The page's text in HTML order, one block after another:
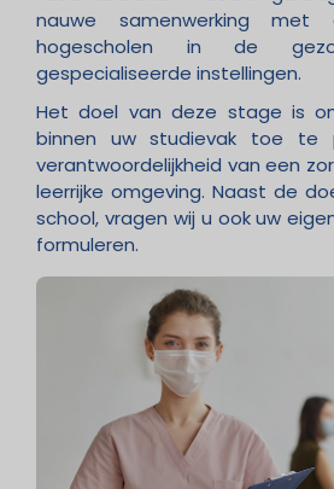
nauwe samenwerking met
hogescholen in de
gespecialiseerde instellingen.
Het doel van deze stage is
binnen uw studievak toe te
verantwoordelijkheid van een
leerrijke omgeving. Naast de
school, vragen wij u ook uw
formuleren.